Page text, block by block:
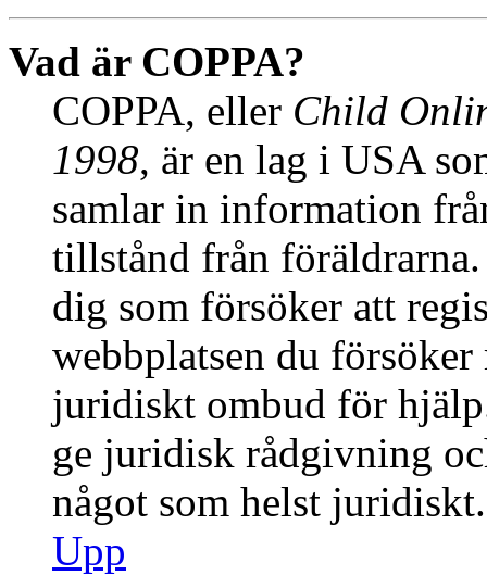
Vad är COPPA?
COPPA, eller Child
1998, är en lag i USA
samlar in information
tillstånd från
dig som försöker att
webbplatsen du
juridiskt ombud för
ge juridisk rådgivning
något som helst juridiskt.
Upp